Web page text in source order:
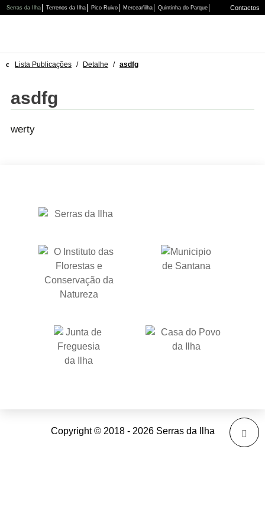
Serras da Ilha Terrenos da Ilha Pico Ruivo Mercear'ilha Quintinha do Parque Contactos
Lista Publicações / Detalhe / asdfg
asdfg
werty
Copyright © 2018 - 2026 Serras da Ilha